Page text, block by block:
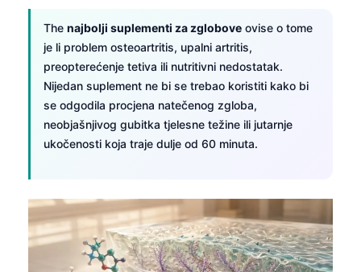
The najbolji suplementi za zglobove ovise o tome
je li problem osteoartritis, upalni artritis,
preopterećenje tetiva ili nutritivni nedostatak.
Nijedan suplement ne bi se trebao koristiti kako bi
se odgodila procjena natečenog zgloba,
neobjašnjivog gubitka tjelesne težine ili jutarnje
ukočenosti koja traje dulje od 60 minuta.